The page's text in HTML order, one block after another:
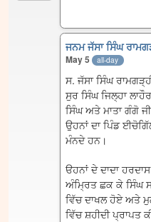
ਜਨਮ ਜੱਸਾ ਸਿੰਘ
May 5 all-day
ਸ. ਜੱਸਾ ਸਿੰਘ
ਸੁਰ ਸਿੰਘ ਜਿਲ੍ਹਾ
ਸਿੰਘ ਅਤੇ ਮਾਤਾ ਗੰਗੋ
ਉਹਨਾਂ ਦਾ ਪਿੰਡ
ਮੰਨਦੇ ਹਨ।
ੳਹਨਾਂ ਦੇ ਦਾਦਾ
ਅੰਮ੍ਰਿਤ ਛਕ ਕੇ ਸਿੰਘ
ਵਿੱਚ ਦਾਖਲ ਹੋਏ ਅਤੇ
ਵਿੱਚ ਸ਼ਹੀਦੀ ਪ੍ਰਾਪਤ